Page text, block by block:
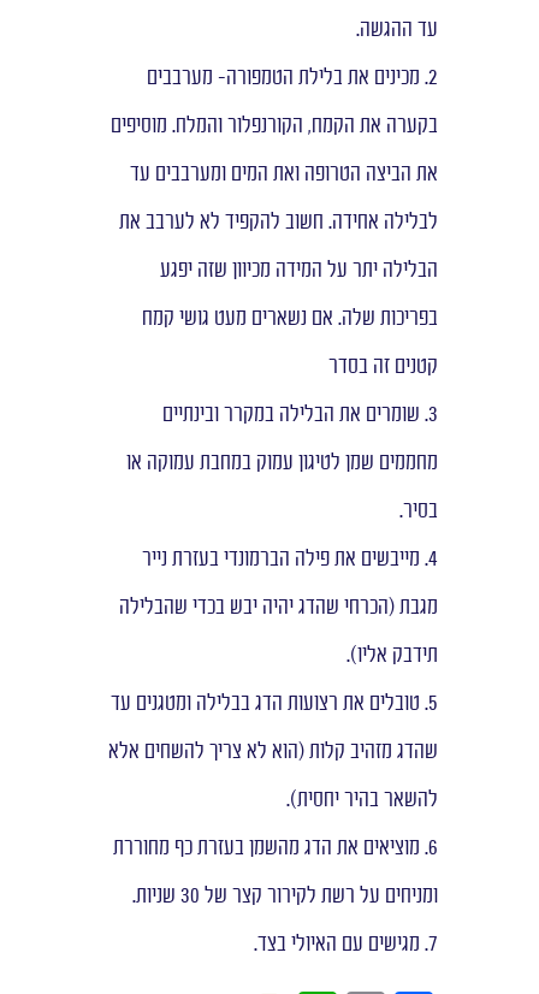
עד ההגשה.
2. מכינים את בלילת הטמפורה- מערבבים
בקערה את הקמח, הקורנפלור והמלח. מוסיפים
את הביצה הטרופה ואת המים ומערבבים עד
לבלילה אחידה. חשוב להקפיד לא לערבב את
הבלילה יתר על המידה מכיוון שזה יפגע
בפריכות שלה. אם נשארים מעט גושי קמח
קטנים זה בסדר
3. שומרים את הבלילה במקרר ובינתיים
מחממים שמן לטיגון עמוק במחבת עמוקה או
בסיר.
4. מייבשים את פילה הברמונדי בעזרת נייר
מגבת (הכרחי שהדג יהיה יבש בכדי שהבלילה
תידבק אליו).
5. טובלים את רצועות הדג בבלילה ומטגנים עד
שהדג מזהיב קלות (הוא לא צריך להשחים אלא
להשאר בהיר יחסית).
6. מוציאים את הדג מהשמן בעזרת כף מחוררת
ומניחים על רשת לקירור קצר של 30 שניות.
7. מגישים עם האיולי בצד.